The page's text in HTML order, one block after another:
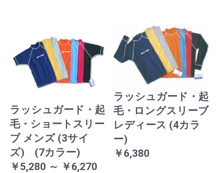
ラッシュガード・起
毛・ショートスリー
ブ メンズ (3サイ
ズ) (7カラー)
￥5,280 ～ ￥6,270
ラッシュガード・起
毛・ロングスリーブ
レディース (4カラ
ー)
￥6,380